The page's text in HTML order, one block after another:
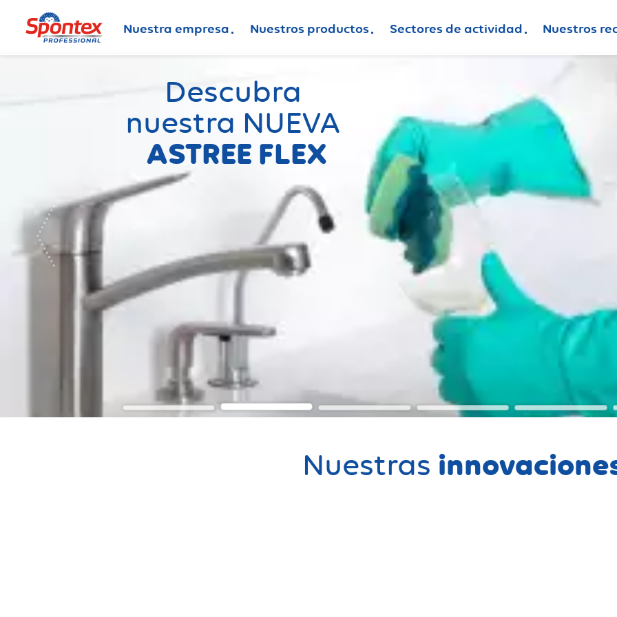
Nuestra empresa Nuestros productos Sectores de actividad Nuestros
Descubra
nuestra NUEVA
ASTREE FLEX
Nuestras